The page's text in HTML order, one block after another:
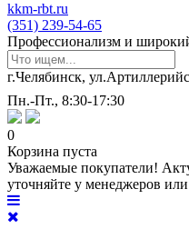
kkm-rbt.ru
(351) 239-54-65
Профессионализм и
г.Челябинск,
Пн.-Пт., 8:30-17:30
0
Корзина пуста
Уважаемые покупатели!
уточняйте у менеджеров